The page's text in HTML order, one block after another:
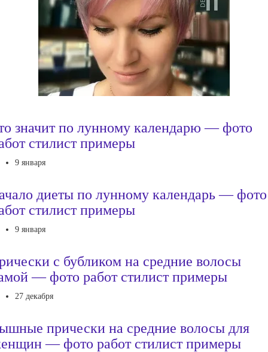
значит по лунному календарю — фото
стилист примеры
9 января
диеты по лунному календарь — фото
стилист примеры
9 января
с бубликом на средние волосы
— фото работ стилист примеры
27 декабря
прически на средние волосы для
— фото работ стилист примеры